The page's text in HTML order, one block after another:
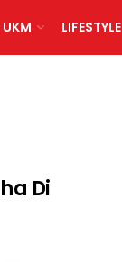
UKM LIFESTYLE
Di